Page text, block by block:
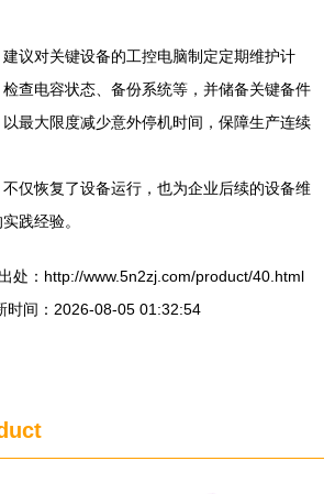
建议对关键设备的工控电脑制定定期维护计
查电容状态、备份系统等，并储备关键备件
以最大限度减少意外停机时间，保障生产连续
仅恢复了设备运行，也为企业后续的设备维
践经验。
处：http://www.5n2zj.com/product/40.html
时间：2026-08-05 01:32:54